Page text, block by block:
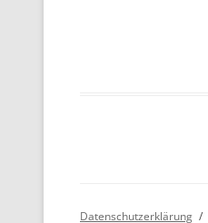
Datenschutzerklärung